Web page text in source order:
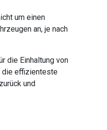
um einen
an, je nach
die Einhaltung von
die effizienteste
und